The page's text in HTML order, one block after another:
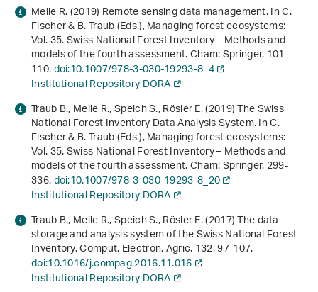
Meile R. (2019) Remote sensing data management. In C.
Fischer & B. Traub (Eds.),Managing forest ecosystems:
Vol. 35.Swiss National Forest Inventory – Methods and
models of the fourth assessment. Cham: Springer. 101-
110.doi:10.1007/978-3-030-19293-8_4
Institutional Repository DORA
Traub B., Meile R., Speich S., Rösler E. (2019) The Swiss
National Forest Inventory Data Analysis System. In C.
Fischer & B. Traub (Eds.),Managing forest ecosystems:
Vol. 35.Swiss National Forest Inventory – Methods and
models of the fourth assessment. Cham: Springer. 299-
336.doi:10.1007/978-3-030-19293-8_20
Institutional Repository DORA
Traub B., Meile R., Speich S., Rösler E. (2017) The data
storage and analysis system of the Swiss National Forest
Inventory. Comput. Electron. Agric.132, 97-107.
doi:10.1016/j.compag.2016.11.016
Institutional Repository DORA